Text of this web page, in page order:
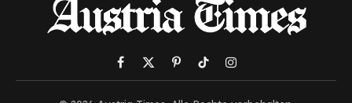
Facebook
X
(Twitter)
PinterestTikTokInstagram